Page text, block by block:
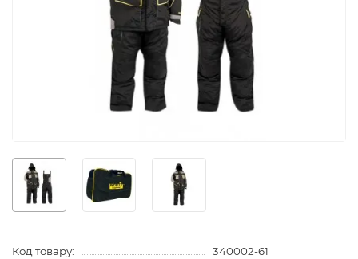
Код товару:
340002-61